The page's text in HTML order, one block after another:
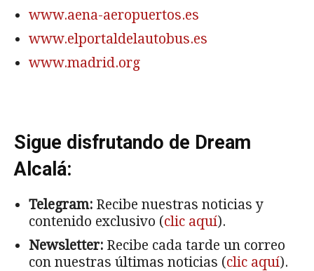
www.aena-aeropuertos.es
www.elportaldelautobus.es
www.madrid.org
Sigue disfrutando de Dream
Alcalá:
Telegram: Recibe nuestras noticias y
contenido exclusivo (clic aquí).
Newsletter: Recibe cada tarde un correo
con nuestras últimas noticias (clic aquí).